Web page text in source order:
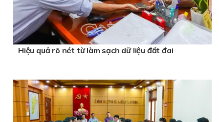
Hiệu quả rõ nét từ làm sạch dữ liệu đất đai